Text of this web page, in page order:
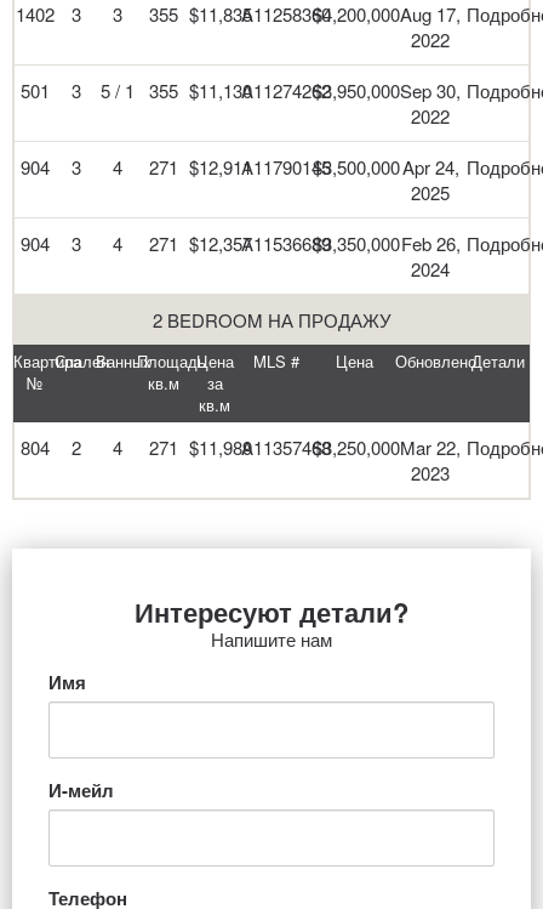
1402 3 3 355 $11,835A11258360$4,200,000Aug 17,
2022
501 3 5 / 1 355 $11,130A11274262$3,950,000Sep 30,
2022
904 3 4 271 $12,911A11790145$3,500,000Apr 24,
2025
904 3 4 271 $12,357A11536689$3,350,000Feb 26,
2024
2 BEDROOM НА ПРОДАЖУ
Квартира
№
СпаленВанныхПлощадь
кв.м
Цена
за
кв.м
MLS # Цена ОбновленоДетали
804 2 4 271 $11,989A11357468$3,250,000Mar 22,
2023
Интересуют детали?
Напишите нам
Имя
И-мейл
Телефон